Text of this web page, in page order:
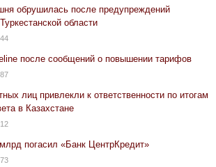
обрушилась после предупреждений
области
после сообщений о повышении тарифов
лиц привлекли к ответственности по итогам
в Казахстане
погасил «Банк ЦентрКредит»